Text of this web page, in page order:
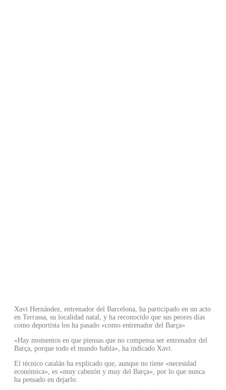
Xavi Hernández, entrenador del Barcelona, ha participado en un acto
en Terrassa, su localidad natal, y ha reconocido que sus peores días
como deportista los ha pasado «como entrenador del Barça»
«Hay momentos en que piensas que no compensa ser entrenador del
Barça, porque todo el mundo habla», ha indicado Xavi.
El técnico catalán ha explicado que, aunque no tiene «necesidad
económica», es «muy cabezón y muy del Barça», por lo que nunca
ha pensado en dejarlo.